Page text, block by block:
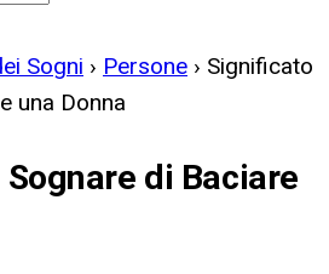
Sogni › Persone › Significato
una Donna
di Baciare